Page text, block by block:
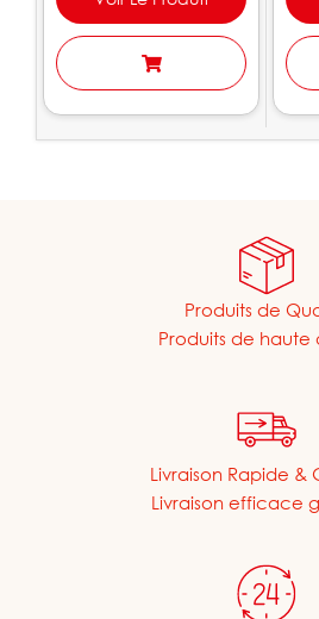
Produits de
Produits de haute
Livraison Rapide &
Livraison efficace